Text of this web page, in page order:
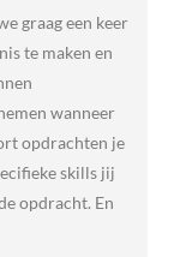
graag een keer
te maken en
wanneer
opdrachten je
skills jij
opdracht. En